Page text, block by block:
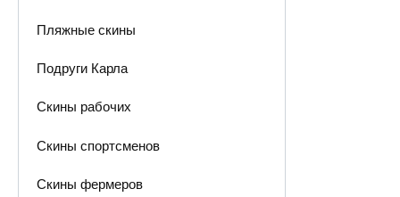
Пляжные скины
Подруги Карла
Скины рабочих
Скины спортсменов
Скины фермеров